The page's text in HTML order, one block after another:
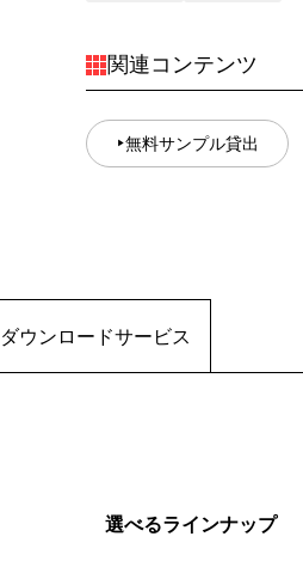
関連コンテンツ
無料サンプル貸出
ダウンロードサービス
選べるラインナップ